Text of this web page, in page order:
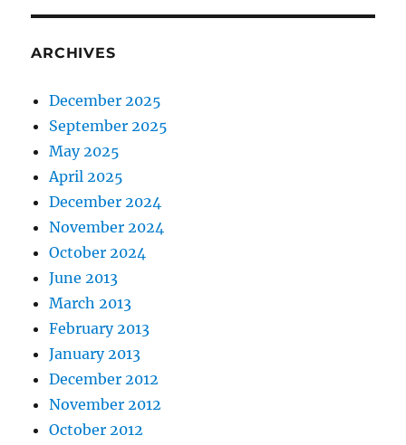
ARCHIVES
December 2025
September 2025
May 2025
April 2025
December 2024
November 2024
October 2024
June 2013
March 2013
February 2013
January 2013
December 2012
November 2012
October 2012